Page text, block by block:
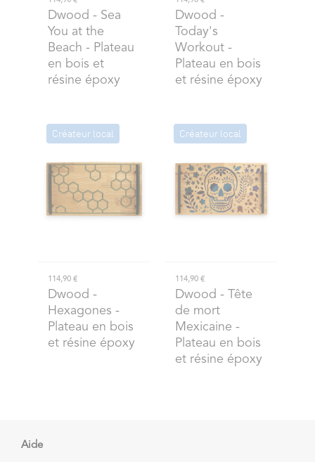
Dwood - Sea
You at the
Beach - Plateau
en bois et
résine époxy
Dwood -
Today's
Workout -
Plateau en bois
et résine époxy
Créateur local
114,90 €
Dwood -
Hexagones -
Plateau en bois
et résine époxy
Créateur local
114,90 €
Dwood - Tête
de mort
Mexicaine -
Plateau en bois
et résine époxy
Aide